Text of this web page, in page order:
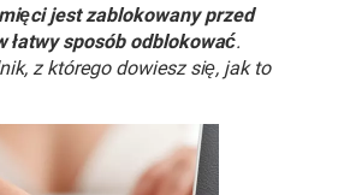
FACEBOOK
WHATSAPP
NETFLIX
TIKTOK
WHATSAPP
FACEBOOK
jest zablokowany przed
łatwy sposób odblokować.
z którego dowiesz się, jak to